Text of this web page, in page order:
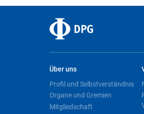
Über uns
Profil und Selbstverständnis
Organe und Gremien
Mitgliedschaft